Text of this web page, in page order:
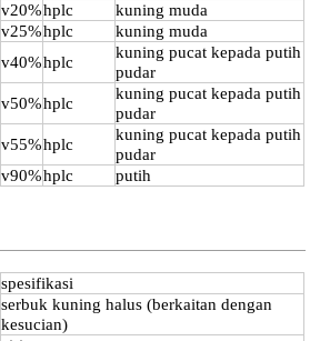
v20%hplc
kuning muda
v25%hplc
kuning muda
v40%hplc
kuning pucat kepada putih
pudar
v50%hplc
kuning pucat kepada putih
pudar
v55%hplc
kuning pucat kepada putih
pudar
v90%hplc putih
spesifikasi
serbuk kuning halus (berkaitan dengan
kesucian)